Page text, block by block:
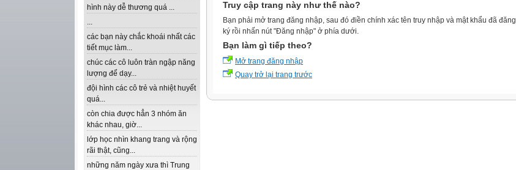
hình này dễ thương quá ...
...
các bạn này chắc khoái nhất các
tiết mục làm...
chúc các cô luôn tràn ngập năng
lượng để dạy...
đội hình các cô trẻ và nhiệt huyết
quá...
còn chia được hẳn 3 nhóm ăn
khác nhau, giờ...
lớp học nhìn khang trang và rộng
rãi thật, cũng...
những năm ngày xưa thì Trung
Truy cập trang này như thế nào?
Bạn phải mở trang đăng nhập, sau đó điền chính xác tên truy nhập và mật khẩu đã đăng
ký rồi nhấn nút "Đăng nhập" ở phía dưới.
Bạn làm gì tiếp theo?
Mở trang đăng nhập
Quay trở lại trang trước